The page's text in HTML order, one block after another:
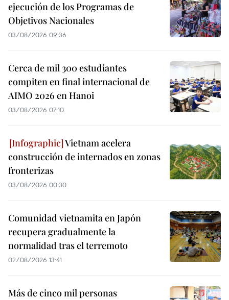
ejecución de los Programas de
Objetivos Nacionales
03/08/2026 09:36
Cerca de mil 300 estudiantes
compiten en final internacional de
AIMO 2026 en Hanoi
03/08/2026 07:10
Vietnam acelera
construcción de internados en zonas
fronterizas
03/08/2026 00:30
Comunidad vietnamita en Japón
recupera gradualmente la
normalidad tras el terremoto
02/08/2026 13:41
Más de cinco mil personas